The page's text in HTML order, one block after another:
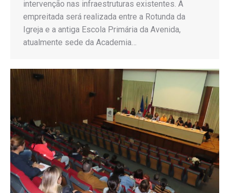
intervenção nas infraestruturas existentes. A
empreitada será realizada entre a Rotunda da
Igreja e a antiga Escola Primária da Avenida,
atualmente sede da Academia…